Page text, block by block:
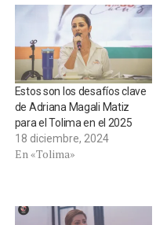
Estos son los desafíos clave
de Adriana Magali Matiz
para el Tolima en el 2025
18 diciembre, 2024
En «Tolima»